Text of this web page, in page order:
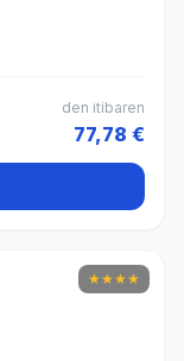
den itibaren
77,78 €
★★★★